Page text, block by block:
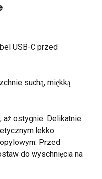
USB-C przed
suchą, miękką
aż ostygnie. Delikatnie
lekko
Przed
do wyschnięcia na